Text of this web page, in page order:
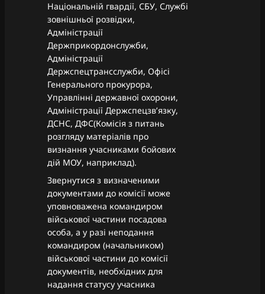
Національній гвардії, СБУ, Службі
зовнішньої розвідки,
Адміністрації
Держприкордонслужби,
Адміністрації
Держспецтрансслужби, Офісі
Генерального прокурора,
Управлінні державної охорони,
Адміністрації Держспецзв’язку,
ДСНС, ДФС(Комісія з питань
розгляду матеріалів про
визнання учасниками бойових
дій МОУ, наприклад).
Звернутися з визначеними
документами до комісії може
уповноважена командиром
військової частини посадова
особа, а у разі неподання
командиром (начальником)
військової частини до комісії
документів, необхідних для
надання статусу учасника